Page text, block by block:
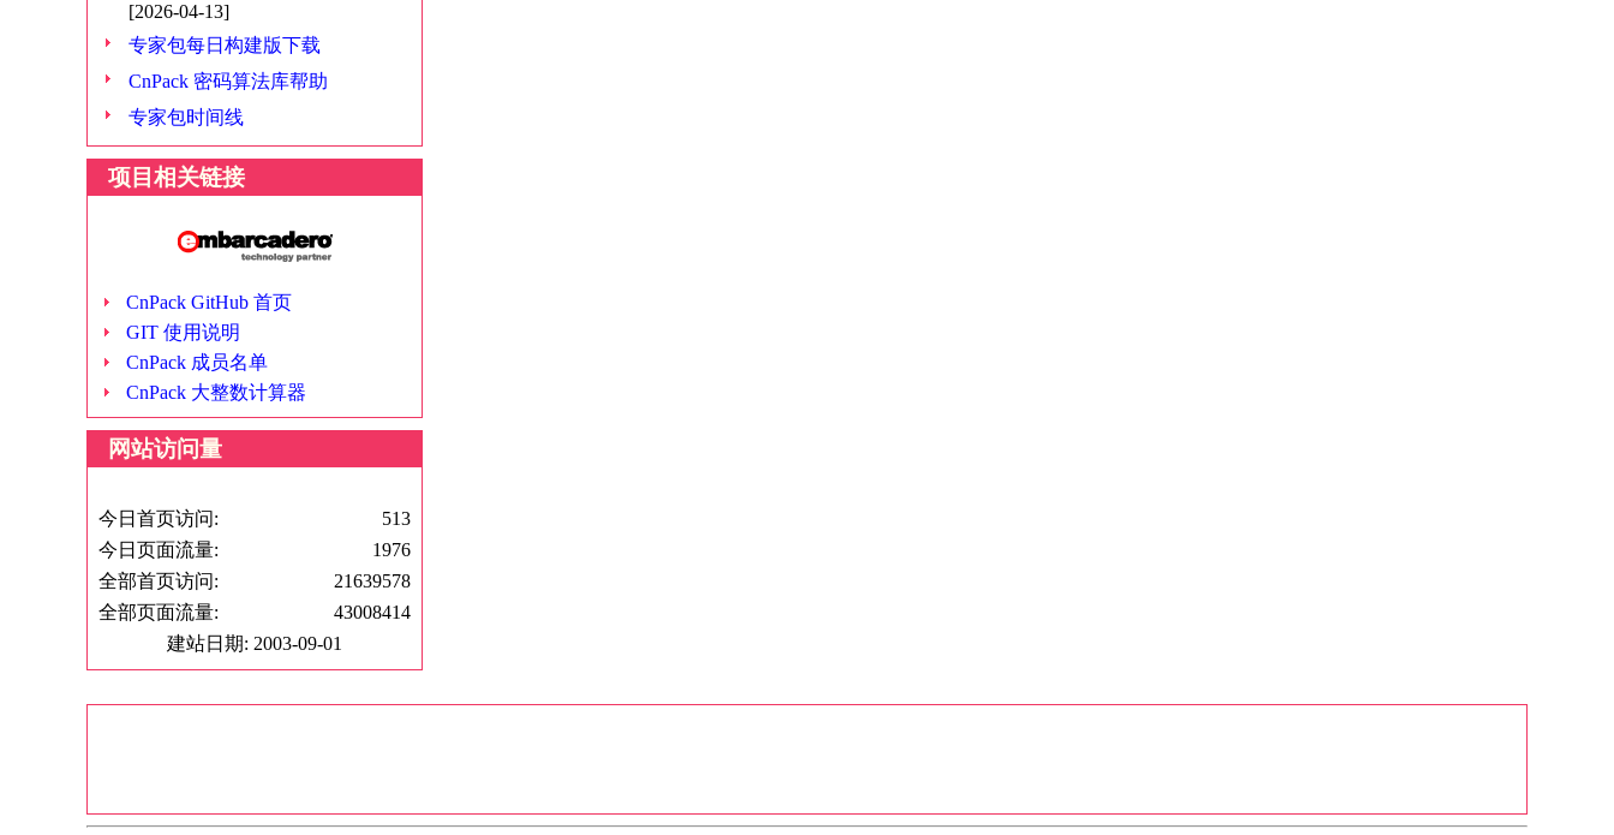
[2026-04-13]
专家包每日构建版下载
CnPack 密码算法库帮助
专家包时间线
项目相关链接
CnPack GitHub 首页
GIT 使用说明
CnPack 成员名单
CnPack 大整数计算器
网站访问量
今日首页访问:
513
今日页面流量:
1976
全部首页访问:
21639578
全部页面流量:
43008414
建站日期: 2003-09-01